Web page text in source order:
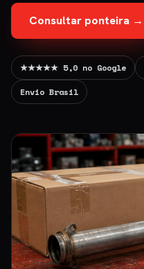
Consultar ponteira →
★★★★★ 5,0 no Google
Envio Brasil